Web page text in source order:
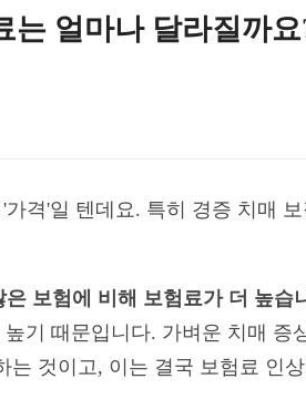
는 얼마나 달라질까요
격'일 텐데요. 특히 경증 치매
보험에 비해 보험료가 더 높습
기 때문입니다. 가벼운 치매 증
것이고, 이는 결국 보험료 인